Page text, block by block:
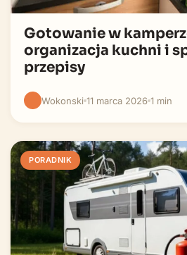
Gotowanie w
organizacja kuchni i
przepisy
Wokonski 11 marca 2026 1 min
PORADNIK